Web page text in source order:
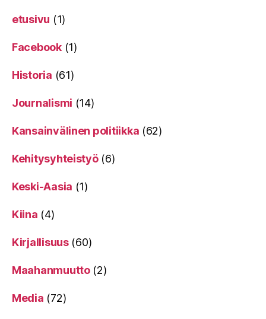
etusivu (1)
Facebook(1)
Historia (61)
Journalismi (14)
Kansainvälinen politiikka (62)
Kehitysyhteistyö(6)
Keski-Aasia (1)
Kiina (4)
Kirjallisuus(60)
Maahanmuutto(2)
Media (72)